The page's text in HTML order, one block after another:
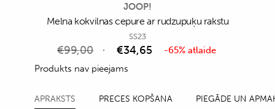
JOOP!
Melna kokvilnas cepure ar rudzupuķu rakstu
SS23
€99,00 €34,65
-65% atlaide
Produkts nav pieejams
APRAKSTS PRECES KOPŠANA PIEGĀDE UN